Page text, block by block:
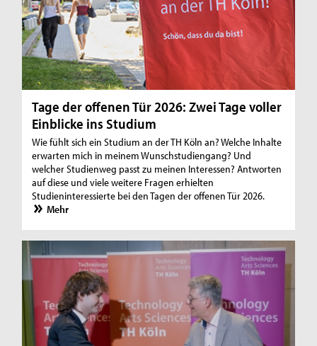
Tage der offenen Tür 2026: Zwei Tage voller
Einblicke ins Studium
Wie fühlt sich ein Studium an der TH Köln an? Welche Inhalte
erwarten mich in meinem Wunschstudiengang? Und
welcher Studienweg passt zu meinen Interessen? Antworten
auf diese und viele weitere Fragen erhielten
Studieninteressierte bei den Tagen der offenen Tür 2026.
Mehr